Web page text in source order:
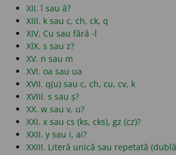
XII. î sau â?
XIII. k sau c, ch, ck, q
XIV. Cu sau fără -l
XIX. s sau z?
XV. n sau m
XVI. oa sau ua
XVII. q(u) sau c, ch, cu, cv, k
XVIII. s sau ș?
XX. w sau v, u?
XXI. x sau cs (ks, cks), gz (cz)?
XXII. y sau i, ai?
XXIII. Literă unică sau repetată